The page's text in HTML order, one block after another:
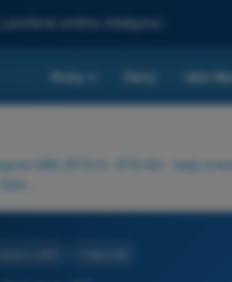
umělou inteligencí
Kvízy Ceny Jste
UAS (STS-01, STS-02) - testy a